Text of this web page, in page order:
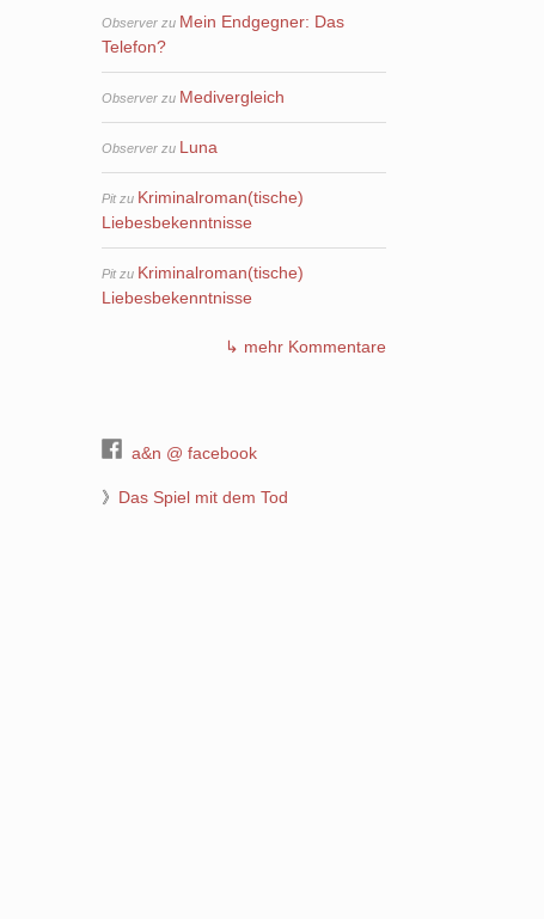
Observer zu Mein Endgegner: Das
Telefon?
Observer zu Medivergleich
Observer zu Luna
Pitzu Kriminalroman(tische)
Liebesbekenntnisse
Pitzu Kriminalroman(tische)
Liebesbekenntnisse
↳ mehr Kommentare
a&n @ facebook
》 Das Spiel mit dem Tod